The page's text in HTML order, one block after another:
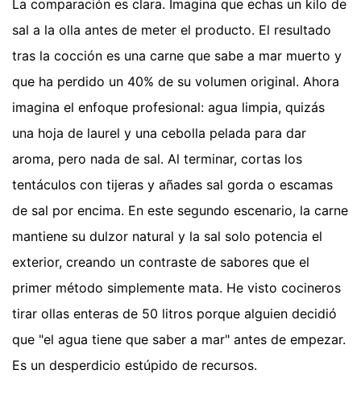
La comparación es clara. Imagina que echas un kilo de
sal a la olla antes de meter el producto. El resultado
tras la cocción es una carne que sabe a mar muerto y
que ha perdido un 40% de su volumen original. Ahora
imagina el enfoque profesional: agua limpia, quizás
una hoja de laurel y una cebolla pelada para dar
aroma, pero nada de sal. Al terminar, cortas los
tentáculos con tijeras y añades sal gorda o escamas
de sal por encima. En este segundo escenario, la carne
mantiene su dulzor natural y la sal solo potencia el
exterior, creando un contraste de sabores que el
primer método simplemente mata. He visto cocineros
tirar ollas enteras de 50 litros porque alguien decidió
que "el agua tiene que saber a mar" antes de empezar.
Es un desperdicio estúpido de recursos.